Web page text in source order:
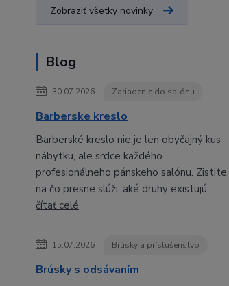
Zobraziť všetky novinky
Blog
30.07.2026 Zariadenie do salónu
Barberske kreslo
Barberské kreslo nie je len obyčajný kus
nábytku, ale srdce každého
profesionálneho pánskeho salónu. Zistite,
na čo presne slúži, aké druhy existujú, ...
čítať celé
15.07.2026 Brúsky a príslušenstvo
Brúsky s odsávaním